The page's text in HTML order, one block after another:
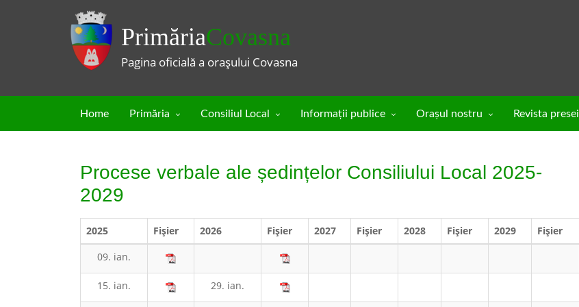
PrimăriaCovasna
Pagina oficială a orașului Covasna
Home Primăria Consiliul Local Informaţii publice Oraşul nostru Revista presei
Procese verbale ale ședințelor Consiliului Local 2025-
2029
2025 Fişier 2026 Fişier 2027 Fişier 2028 Fişier 2029
Fișier
09. ian.
15. ian. 29. ian.